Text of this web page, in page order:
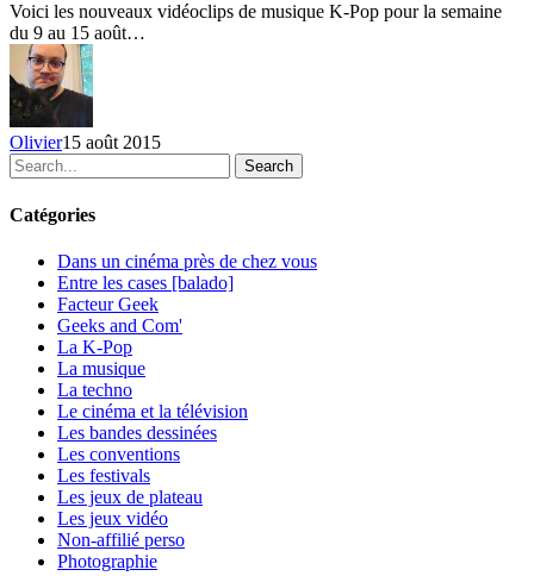
la
semaine
du
9
au
15
août
2015
Voici les nouveaux vidéoclips de musique K-Pop pour la semaine
du 9 au 15 août…
Olivier15 août 2015
Search
Catégories
Dans un cinéma près de chez vous
Entre les cases [balado]
Facteur Geek
Geeks and Com'
La K-Pop
La musique
La techno
Le cinéma et la télévision
Les bandes dessinées
Les conventions
Les festivals
Les jeux de plateau
Les jeux vidéo
Non-affilié perso
Photographie